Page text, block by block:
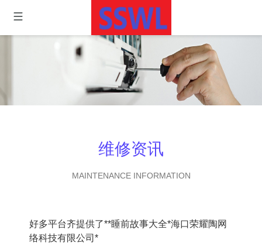
维修资讯
MAINTENANCE INFORMATION
好多平台齐提供了**睡前故事大全*海口荣耀陶网
络科技有限公司*